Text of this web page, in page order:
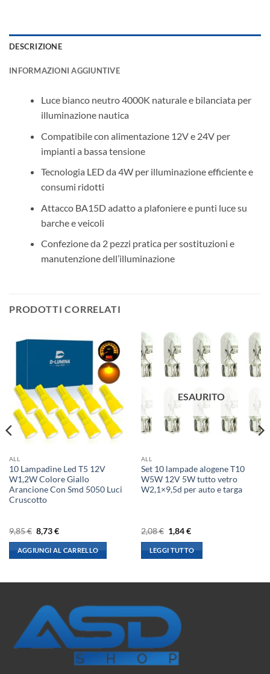
DESCRIZIONE
INFORMAZIONI AGGIUNTIVE
Luce bianco neutro 4000K naturale e bilanciata per
illuminazione nautica
Compatibile con alimentazione 12V e 24V per
impianti a bassa tensione
Tecnologia LED da 4W per illuminazione efficiente e
consumi ridotti
Attacco BA15D adatto a plafoniere e punti luce su
barche e veicoli
Confezione da 2 pezzi pratica per sostituzioni e
manutenzione dell’illuminazione
PRODOTTI CORRELATI
ALL
10 Lampadine Led T5 12V
W1,2W Colore Giallo
Arancione Con Smd 5050 Luci
Cruscotto
9,85€ Il
prezzo
originale
era:
9,85 €.
8,73€Il
attuale
è:
8,73 €.
AGGIUNGI AL CARRELLO
ESAURITO
ALL
Set 10 lampade alogene T10
W5W 12V 5W tutto vetro
W2,1×9,5d per auto e targa
2,08€ Il
prezzo
originale
era:
2,08 €.
1,84€Il
attuale
è:
1,84 €.
LEGGI TUTTO